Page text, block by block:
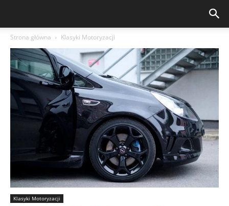
Strona główna Klasyki Motoryzacji
Klasyki Motoryzacji